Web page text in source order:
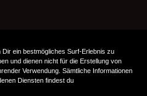
ein bestmögliches Surf-Erlebnis zu
und dienen nicht für die Erstellung von
Verwendung. Sämtliche Informationen
Diensten findest du